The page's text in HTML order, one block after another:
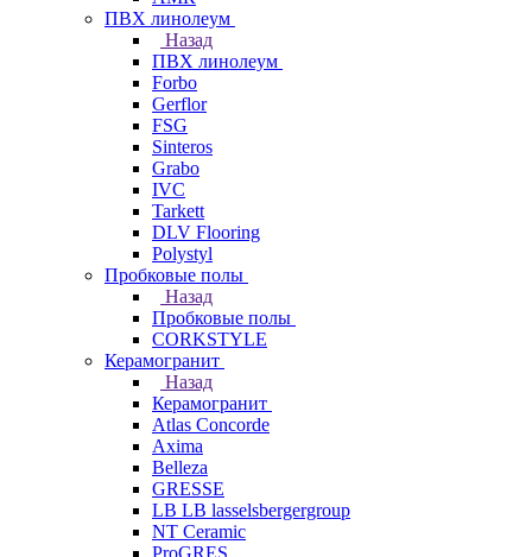
ПВХ линолеум
Назад
ПВХ линолеум
Forbo
Gerflor
FSG
Sinteros
Grabo
IVC
Tarkett
DLV Flooring
Polystyl
Пробковые полы
Назад
Пробковые полы
CORKSTYLE
Керамогранит
Назад
Керамогранит
Atlas Concorde
Axima
Belleza
GRESSE
LB LB lasselsbergergroup
NT Ceramic
ProGRES